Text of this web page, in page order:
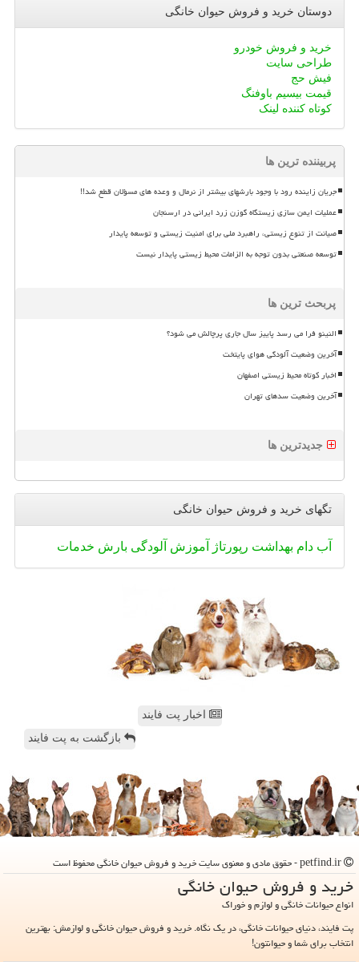
دوستان خرید و فروش حیوان خانگی
خرید و فروش خودرو
طراحی سایت
فیش حج
قیمت بیسیم باوفنگ
کوتاه کننده لینک
پربیننده ترین ها
جریان زاینده رود با وجود بارشهای بیشتر از نرمال و وعده های مسؤلان قطع شد!!
عملیات ایمن سازی زیستگاه گوزن زرد ایرانی در ارسنجان
صیانت از تنوع زیستی، راهبرد ملی برای امنیت زیستی و توسعه پایدار
توسعه صنعتی بدون توجه به الزامات محیط زیستی پایدار نیست
پربحث ترین ها
النینو فرا می رسد پاییز سال جاری پرچالش می شود؟
آخرین وضعیت آلودگی هوای پایتخت
اخبار کوتاه محیط زیستی اصفهان
آخرین وضعیت سدهای تهران
جدیدترین ها
تگهای خرید و فروش حیوان خانگی
آب دام بهداشت رپورتاژ آموزش آلودگی بارش خدمات
اخبار پت فایند
بازگشت به پت فایند
خرید و فروش حیوان خانگی
انواع حیوانات خانگی و لوازم و خوراک
پت فایند، دنیای حیوانات خانگی، در یک نگاه. خرید و فروش حیوان خانگی و لوازمش: بهترین
انتخاب برای شما و حیوانتون!